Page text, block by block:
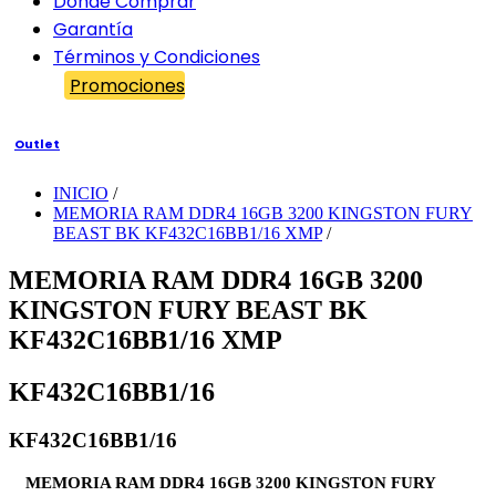
Garantía
Términos y Condiciones
Promociones
Outlet
INICIO /
MEMORIA RAM DDR4 16GB 3200 KINGSTON FURY
BEAST BK KF432C16BB1/16 XMP /
MEMORIA RAM DDR4 16GB 3200
KINGSTON FURY BEAST BK
KF432C16BB1/16 XMP
KF432C16BB1/16
KF432C16BB1/16
MEMORIA RAM DDR4 16GB 3200 KINGSTON FURY